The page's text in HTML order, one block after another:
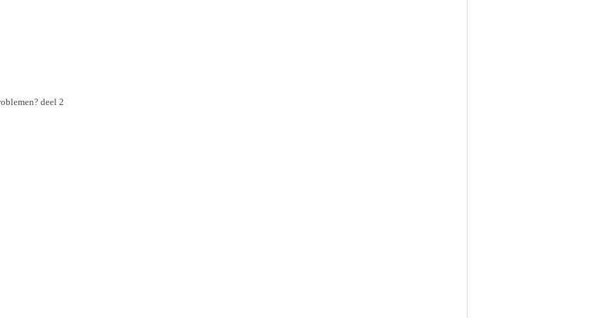
deel 2